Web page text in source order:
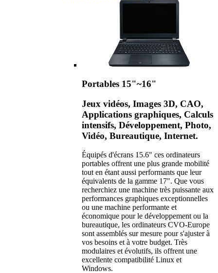
Portables 15"~16"
Jeux vidéos, Images 3D, CAO,
Applications graphiques, Calculs
intensifs, Développement, Photo,
Vidéo, Bureautique, Internet.
Équipés d'écrans 15.6" ces ordinateurs
portables offrent une plus grande mobilité
tout en étant aussi performants que leur
équivalents de la gamme 17". Que vous
recherchiez une machine très puissante aux
performances graphiques exceptionnelles
ou une machine performante et
économique pour le développement ou la
bureautique, les ordinateurs CVO-Europe
sont assemblés sur mesure pour s'ajuster à
vos besoins et à votre budget. Très
modulaires et évolutifs, ils offrent une
excellente compatibilité Linux et
Windows.